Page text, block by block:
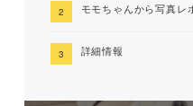
モモちゃんから写真レ
詳細情報